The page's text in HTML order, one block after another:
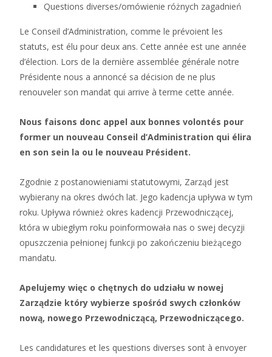
Questions diverses/omówienie różnych zagadnień
Le Conseil d’Administration, comme le prévoient les
statuts, est élu pour deux ans. Cette année est une année
d’élection. Lors de la dernière assemblée générale notre
Présidente nous a annoncé sa décision de ne plus
renouveler son mandat qui arrive à terme cette année.
Nous faisons donc appel aux bonnes volontés pour
former un nouveau Conseil d’Administration qui élira
en son sein la ou le nouveau Président.
Zgodnie z postanowieniami statutowymi, Zarząd jest
wybierany na okres dwóch lat. Jego kadencja upływa w tym
roku. Upływa również okres kadencji Przewodniczącej,
która w ubiegłym roku poinformowała nas o swej decyzji
opuszczenia pełnionej funkcji po zakończeniu bieżącego
mandatu.
Apelujemy więc o chętnych do udziału w nowej
Zarządzie który wybierze spośród swych członków
nową, nowego Przewodniczącą, Przewodniczącego.
Les candidatures et les questions diverses sont à envoyer